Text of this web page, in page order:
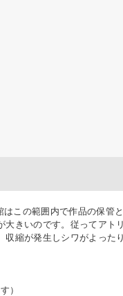
この範囲内で作品の保管
大きいのです。従ってアト
縮が発生しシワがよった
）